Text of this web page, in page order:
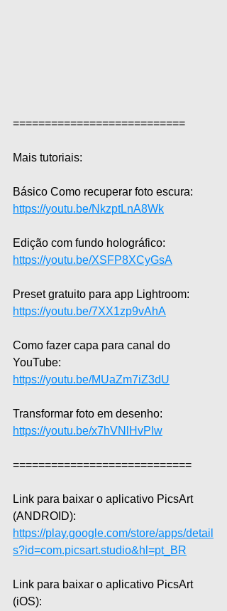
===========================
Mais tutoriais:
Básico Como recuperar foto escura:
https://youtu.be/NkzptLnA8Wk
Edição com fundo holográfico:
https://youtu.be/XSFP8XCyGsA
Preset gratuito para app Lightroom:
https://youtu.be/7XX1zp9vAhA
Como fazer capa para canal do
YouTube:
https://youtu.be/MUaZm7iZ3dU
Transformar foto em desenho:
https://youtu.be/x7hVNlHvPIw
============================
Link para baixar o aplicativo PicsArt
(ANDROID):
https://play.google.com/store/apps/detail
s?id=com.picsart.studio&hl=pt_BR
Link para baixar o aplicativo PicsArt
(iOS):